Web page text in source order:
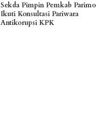
Sekda Pimpin Pemkab Parimo
Ikuti Konsultasi Pariwara
Antikorupsi KPK